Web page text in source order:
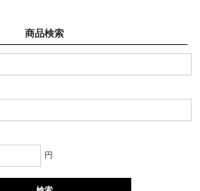
商品検索
円